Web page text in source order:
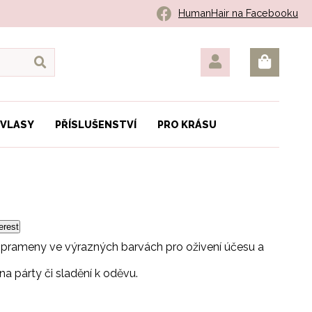
HumanHair na Facebooku
ve výrazných barvách pro oživení účesu a
párty či sladění k oděvu.
PŘÍSLUŠENSTVÍ PRO KRÁSU